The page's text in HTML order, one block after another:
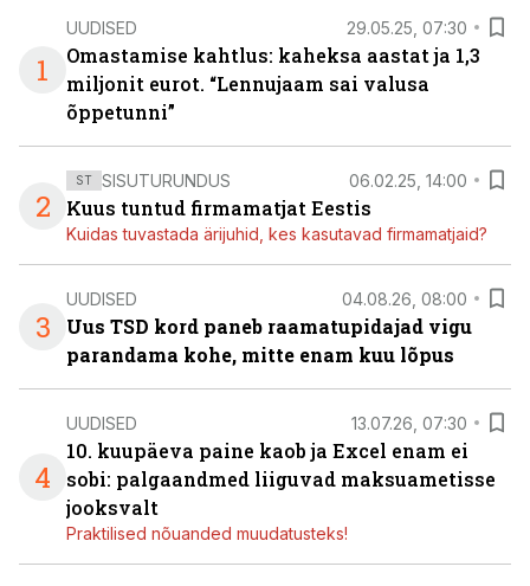
1
UUDISED 29.05.25, 07:30
Omastamise kahtlus: kaheksa aastat ja 1,3
miljonit eurot. “Lennujaam sai valusa
õppetunni”
2
ST SISUTURUNDUS 06.02.25, 14:00
Kuus tuntud firmamatjat Eestis
Kuidas tuvastada ärijuhid, kes kasutavad firmamatjaid?
3
UUDISED 04.08.26, 08:00
Uus TSD kord paneb raamatupidajad vigu
parandama kohe, mitte enam kuu lõpus
4
UUDISED 13.07.26, 07:30
10. kuupäeva paine kaob ja Excel enam ei
sobi: palgaandmed liiguvad maksuametisse
jooksvalt
Praktilised nõuanded muudatusteks!